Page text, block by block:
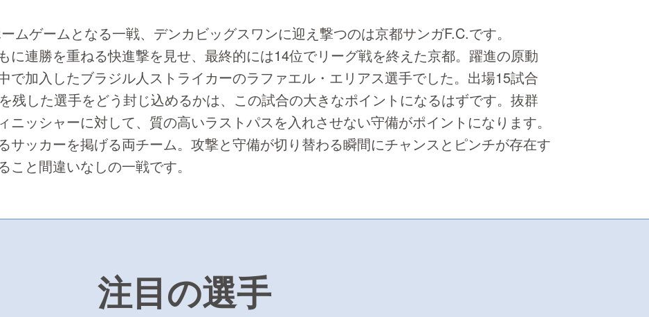
ムゲームとなる一戦、デンカビッグスワンに迎え撃つのは京都サンガF.C.です。
に連勝を重ねる快進撃を見せ、最終的には14位でリーグ戦を終えた京都。躍進の原動
で加入したブラジル人ストライカーのラファエル・エリアス選手でした。出場15試合
残した選手をどう封じ込めるかは、この試合の大きなポイントになるはずです。抜群
ニッシャーに対して、質の高いラストパスを入れさせない守備がポイントになります。
サッカーを掲げる両チーム。攻撃と守備が切り替わる瞬間にチャンスとピンチが存在す
と間違いなしの一戦です。
注目の選手